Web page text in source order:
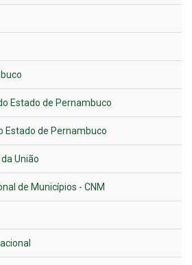
Estado de Pernambuco
Estado de Pernambuco
União
de Municípios - CNM